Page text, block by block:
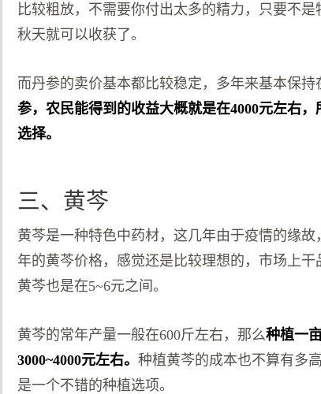
比较粗放，不需要你付出太多的精力，只要不
秋天就可以收获了。
而丹参的卖价基本都比较稳定，多年来基本保持
参，农民能得到的收益大概就是在4000元左右
选择。
三、黄芩
黄芩是一种特色中药材，这几年由于疫情的缘
年的黄芩价格，感觉还是比较理想的，市场上
黄芩也是在5~6元之间。
黄芩的常年产量一般在600斤左右，那么种植一
3000~4000元左右。种植黄芩的成本也不算有多
是一个不错的种植选项。